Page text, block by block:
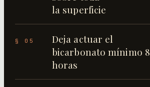
la superficie
§ 05
Deja actuar el
bicarbonato mínimo 8
horas